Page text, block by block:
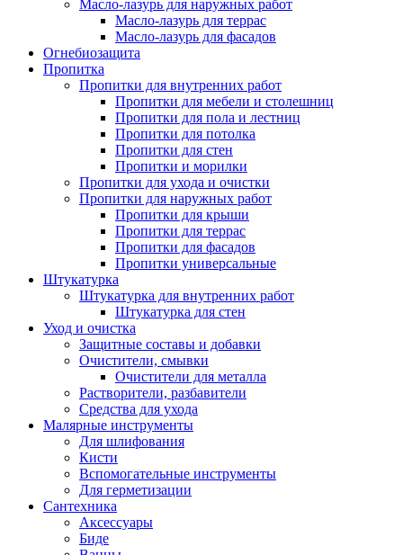
Масло-лазурь для наружных работ
Масло-лазурь для террас
Масло-лазурь для фасадов
Огнебиозащита
Пропитка
Пропитки для внутренних работ
Пропитки для мебели и столешниц
Пропитки для пола и лестниц
Пропитки для потолка
Пропитки для стен
Пропитки и морилки
Пропитки для ухода и очистки
Пропитки для наружных работ
Пропитки для крыши
Пропитки для террас
Пропитки для фасадов
Пропитки универсальные
Штукатурка
Штукатурка для внутренних работ
Штукатурка для стен
Уход и очистка
Защитные составы и добавки
Очистители, смывки
Очистители для металла
Растворители, разбавители
Средства для ухода
Малярные инструменты
Для шлифования
Кисти
Вспомогательные инструменты
Для герметизации
Сантехника
Аксессуары
Биде